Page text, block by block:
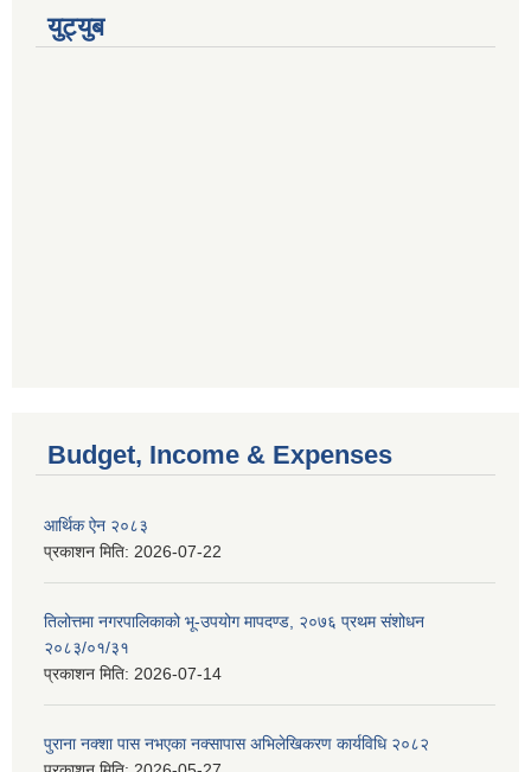
युट्युब
Budget, Income & Expenses
आर्थिक ऐन २०८३
प्रकाशन मिति: 2026-07-22
तिलोत्तमा नगरपालिकाको भू-उपयोग मापदण्ड, २०७६ प्रथम संशोधन
२०८३/०१/३१
प्रकाशन मिति: 2026-07-14
पुराना नक्शा पास नभएका नक्सापास अभिलेखिकरण कार्यविधि २०८२